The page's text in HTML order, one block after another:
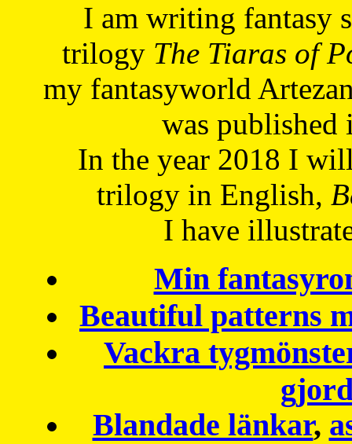
I am writing fantasy
trilogy The Tiaras of
my fantasyworld
was published
In the year 2018 I
trilogy in English,
I have
Min
Beautiful patterns
Vackra
Blandade länkar,